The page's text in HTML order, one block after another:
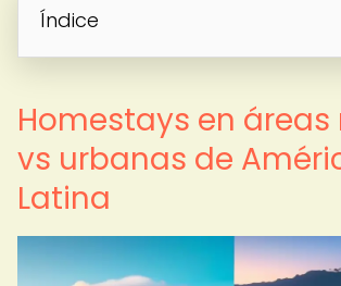
Índice
Homestays en áreas
vs urbanas de
Latina